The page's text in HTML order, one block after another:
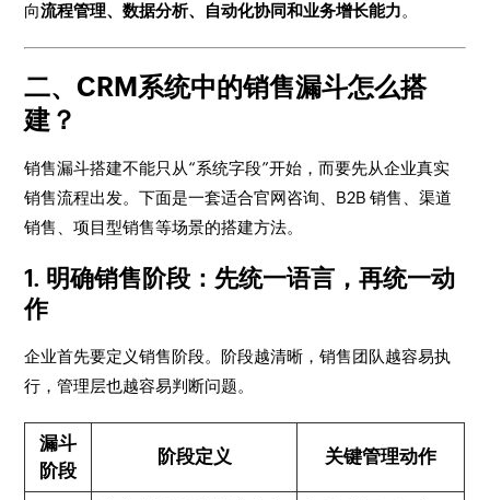
向流程管理、数据分析、自动化协同和业务增长能力。
二、CRM系统中的销售漏斗怎么搭
建？
销售漏斗搭建不能只从“系统字段”开始，而要先从企业真实
销售流程出发。下面是一套适合官网咨询、B2B 销售、渠道
销售、项目型销售等场景的搭建方法。
1. 明确销售阶段：先统一语言，再统一动
作
企业首先要定义销售阶段。阶段越清晰，销售团队越容易执
行，管理层也越容易判断问题。
漏斗
阶段
阶段定义 关键管理动作